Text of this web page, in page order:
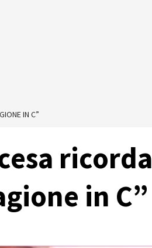
IN C”
ricorda
in C”